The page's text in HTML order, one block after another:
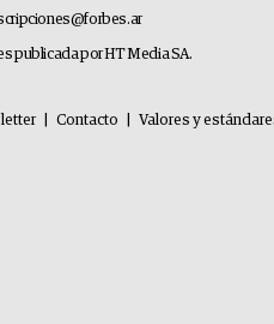
publicada por HT Media SA.
Contacto Valores y